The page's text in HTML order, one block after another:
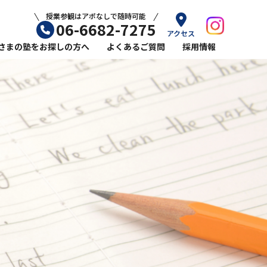
授業参観はアポなしで随時可能
06-6682-7275 アクセス
まの塾をお探しの方へ
林教室の小学生コース
平林教室の英語指導
のばすなら塾選びが重要
塾に通うメリット
ない学習塾の選び方
よくあるご質問 採用情報